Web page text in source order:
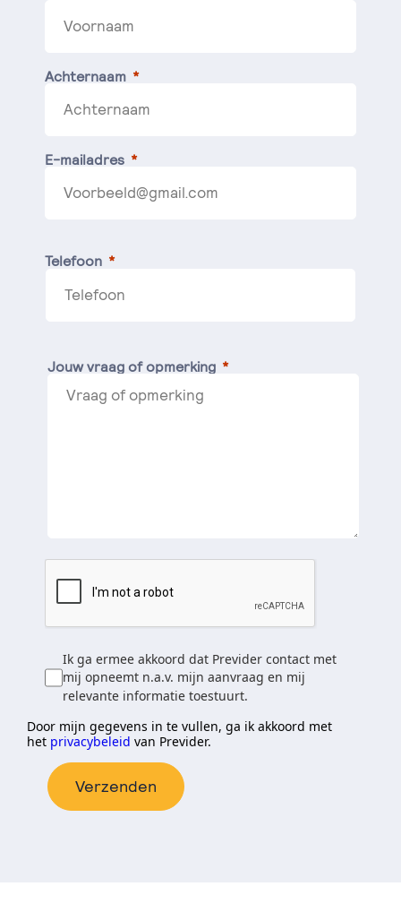
Achternaam
E-mailadres
Telefoon
Jouw vraag of opmerking
Ik ga ermee akkoord dat Previder contact met
mij opneemt n.a.v. mijn aanvraag en mij
relevante informatie toestuurt.
Door mijn gegevens in te vullen, ga ik akkoord met
het privacybeleid van Previder.
Verzenden